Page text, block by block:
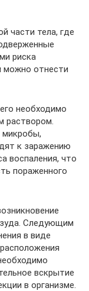
части тела, где
риска
можно отнести
необходимо
раствором.
микробы,
к заражению
воспаления, что
пораженного
Следующим
в виде
вскрытие
в организме.